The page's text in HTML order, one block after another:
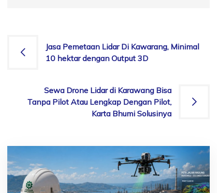
Post
navigation
Jasa Pemetaan Lidar Di Kawarang, Minimal
10 hektar dengan Output 3D
Sewa Drone Lidar di Karawang Bisa
Tanpa Pilot Atau Lengkap Dengan Pilot,
Karta Bhumi Solusinya